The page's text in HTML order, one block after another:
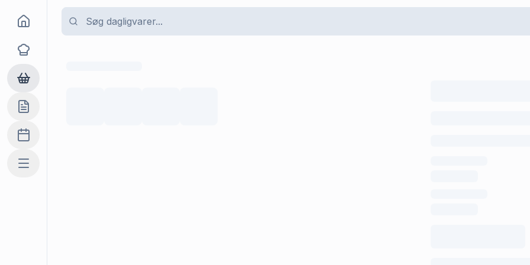
Goma
Opskrifter
Dagligvarer
Indkøbslisten
Madplan
Mere